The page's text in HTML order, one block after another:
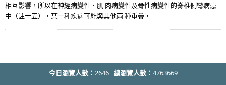
相互影響，所以在神經病變性、肌 肉病變性及骨性病變性的脊椎側彎病患
中（註十五），某一種疾病可能與其他兩 種重疊，
今日瀏覽人數： 2646 總瀏覽人數： 4763669